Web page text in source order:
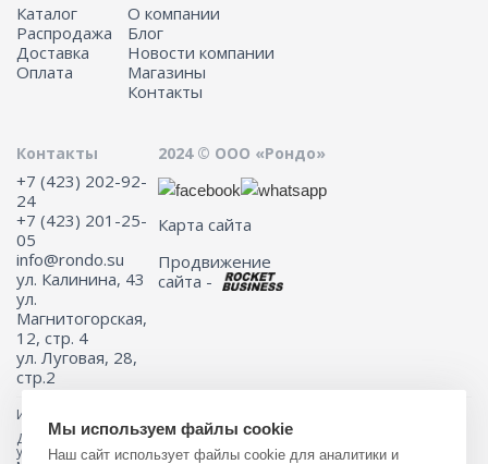
Каталог
Распродажа
Доставка
Оплата
О компании
Блог
Новости компании
Магазины
Контакты
Контакты
+7 (423) 202-92-
24
+7 (423) 201-25-
05
info@rondo.su
ул. Калинина, 43
ул.
Магнитогорская,
12, стр. 4
ул. Луговая, 28,
стр.2
2024 © ООО «Рондо»
Карта сайта
Продвижение
сайта -
Информация на сайте не является публичной офертой.
Для получения подробной информации о наличии и стоимости
указанных товаров и (или) услуг, пожалуйста, обращайтесь к
Мы используем файлы cookie
Наш сайт использует файлы cookie для аналитики и